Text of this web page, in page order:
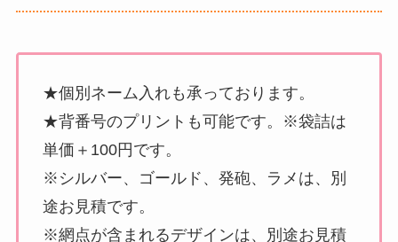
★個別ネーム入れも承っております。
★背番号のプリントも可能です。※袋詰は
単価＋100円です。
※シルバー、ゴールド、発砲、ラメは、別
途お見積です。
※網点が含まれるデザインは、別途お見積